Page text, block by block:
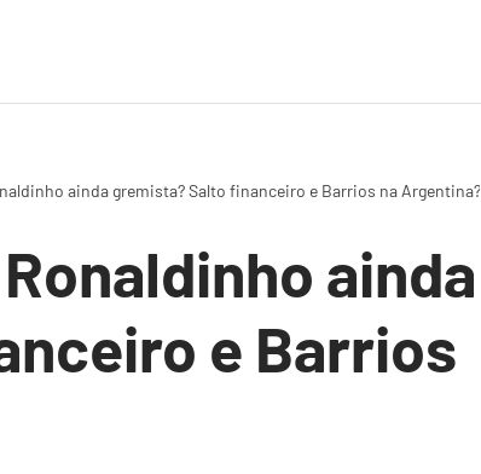
ainda gremista? Salto financeiro e Barrios na Argentina?
ainda
e Barrios